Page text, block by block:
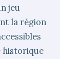
jeu
la région
historique